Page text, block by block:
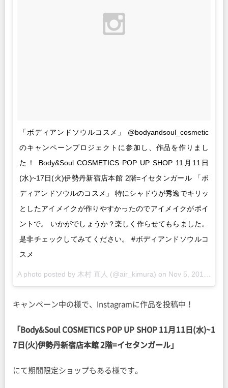
「ボディアンドソウルコスメ」 @bodyandsoul_cosmetic
のキャンペーンプロジェクトに参加し、作品を作りまし
た！ Body&Soul COSMETICS POP UP SHOP 11月11日
(水)~17日(火)伊勢丹新宿店本館 2階=イセタンガール 「ボ
ディアンドソウルのコスメ」 特にシャドウが秀逸でキリッ
としたアイメイクが作りやすかったのでアイメイクがポイ
ントで。 いかがでしょうか？楽しく作らせてもらました。
是非チェックしてみてください。 #ボディアンドソウルコ
スメ
A photo posted by 木村 直人 (@air_kimura) on Nov 5, 2015 at 3:30pm PST
キャンペーン中の様で、Instagramに作品を投稿中！
「Body&Soul COSMETICS POP UP SHOP 11月11日(水)~1
7日(火)伊勢丹新宿店本館 2階=イセタンガール」
にて期間限定ショップもある様です。